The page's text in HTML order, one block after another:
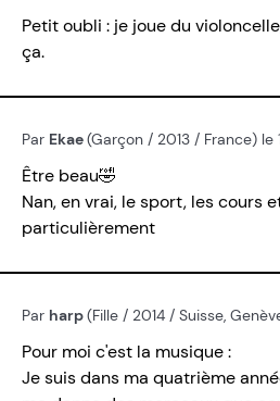
Petit oubli : je joue du
ça.
Par Ekae(Garçon / 2013 / France) le
Être beau🤣
Nan, en vrai, le sport, les cours
particulièrement
Par harp(Fille / 2014 / Suisse,
Pour moi c'est la musique :
Je suis dans ma quatrième